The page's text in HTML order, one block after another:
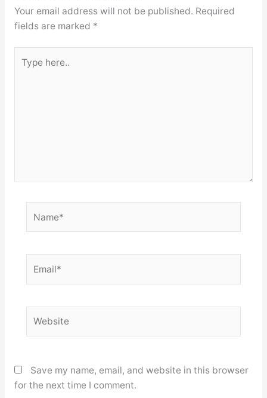
Your email address will not be published. Required
fields are marked *
here..
Save my name, email, and website in this browser
for the next time I comment.